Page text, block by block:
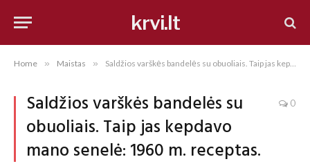
krvi.lt
Home » Maistas » Saldžios varškės bandelės su obuoliais. Taip jas kepdavo mano senelė: 1960 m. receptas.
Saldžios varškės bandelės su
obuoliais. Taip jas kepdavo
mano senelė: 1960 m. receptas.
0